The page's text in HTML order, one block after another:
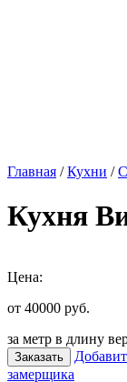
Главная /Кухни /
Кухня
Цена:
от 40000 руб.
за метр в длину
Заказать
замерщика